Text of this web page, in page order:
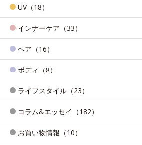
UV（18）
インナーケア（33）
ヘア（16）
ボディ（8）
ライフスタイル（23）
コラム&エッセイ（182）
お買い物情報（10）